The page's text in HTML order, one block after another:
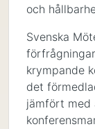
och
Svenska
krympande
det
jämfört med